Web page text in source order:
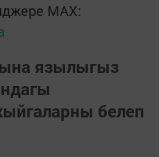
MАХ:
язылыгыз
белеп